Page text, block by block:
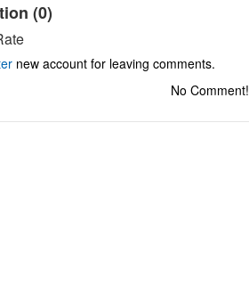
(0)
new account for leaving comments.
No Comment!